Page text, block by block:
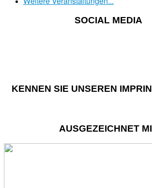
SOCIAL MEDIA
KENNEN SIE UNSEREN
AUSGEZEICHNET